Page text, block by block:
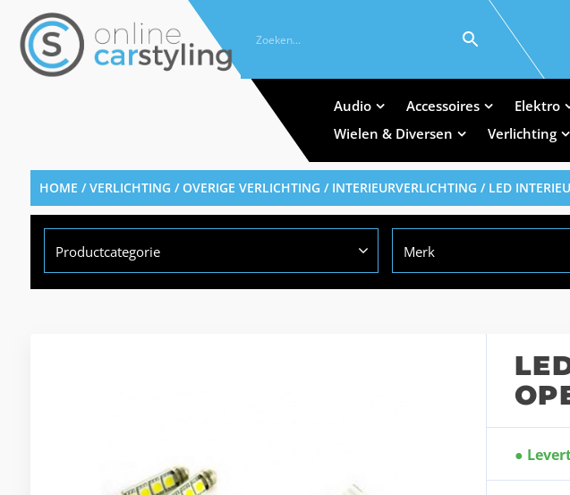
Audio Accessoires Elektro
Wielen & Diversen
Verlichting
HOME /VERLICHTING /OVERIGE VERLICHTING / INTERIEURVERLICHTING / LED
Productcategorie Merk